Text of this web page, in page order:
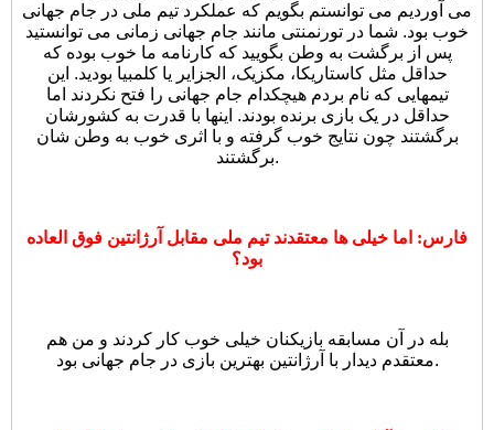
می آوردیم می توانستم بگویم که عملکرد تیم ملی در جام جهانی
خوب بود. شما در تورنمنتی مانند جام جهانی زمانی می توانستید
پس از برگشت به وطن بگویید که کارنامه ما خوب بوده که
حداقل مثل کاستاریکا، مکزیک، الجزایر یا کلمبیا بودید. این
تیمهایی که نام بردم هیچکدام جام جهانی را فتح نکردند اما
حداقل در یک بازی برنده بودند. اینها با قدرت به کشورشان
برگشتند چون نتایج خوب گرفته و با اثری خوب به وطن شان
برگشتند.
فارس: اما خیلی ها معتقدند تیم ملی مقابل آرژانتین فوق العاده
بود؟
بله در آن مسابقه بازیکنان خیلی خوب کار کردند و من هم
معتقدم دیدار با آرژانتین بهترین بازی در جام جهانی بود.